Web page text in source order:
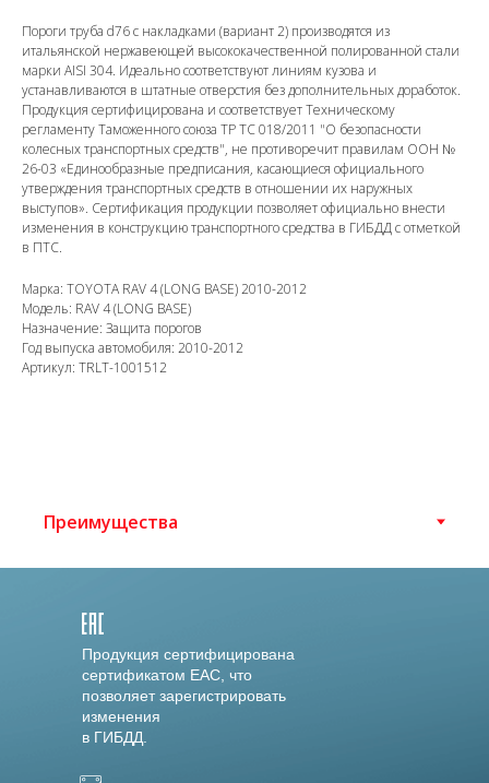
Пороги труба d76 с накладками (вариант 2) производятся из
итальянской нержавеющей высококачественной полированной стали
марки AISI 304. Идеально соответствуют линиям кузова и
устанавливаются в штатные отверстия без дополнительных доработок.
Продукция сертифицирована и соответствует Техническому
регламенту Таможенного союза ТР ТС 018/2011 "О безопасности
колесных транспортных средств", не противоречит правилам ООН №
26-03 «Единообразные предписания, касающиеся официального
утверждения транспортных средств в отношении их наружных
выступов». Сертификация продукции позволяет официально внести
изменения в конструкцию транспортного средства в ГИБДД с отметкой
в ПТС.
Марка: TOYOTA RAV 4 (LONG BASE) 2010-2012
Модель: RAV 4 (LONG BASE)
Назначение: Защита порогов
Год выпуска автомобиля: 2010-2012
Артикул: TRLT-1001512
Продукция сертифицирована
сертификатом EAC, что
позволяет зарегистрировать
изменения
в ГИБДД.